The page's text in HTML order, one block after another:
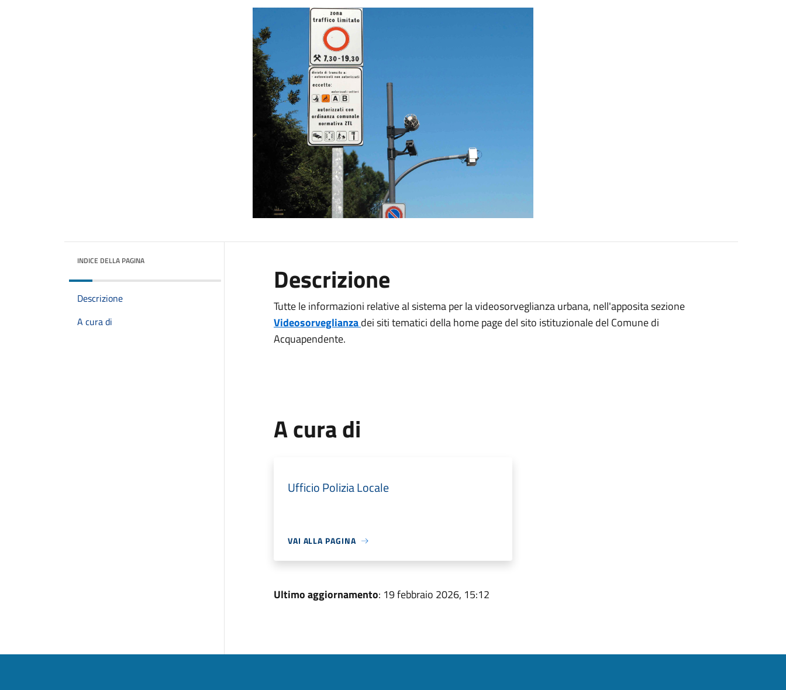
INDICE DELLA PAGINA
Descrizione
A cura di
Descrizione
Tutte le informazioni relative al sistema per la videosorveglianza urbana, nell'apposita sezione
Videosorveglianzadei siti tematici della home page del sito istituzionale del Comune di
Acquapendente.
A cura di
Ufficio Polizia Locale
VAI ALLA PAGINA
Ultimo aggiornamento: 19 febbraio 2026, 15:12